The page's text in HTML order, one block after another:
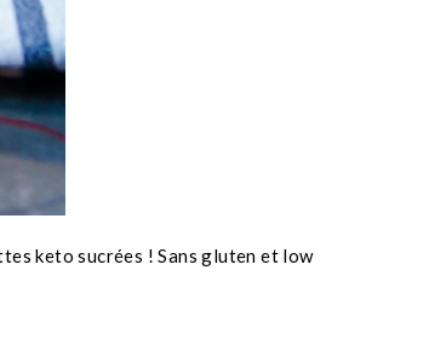
keto sucrées ! Sans gluten et low